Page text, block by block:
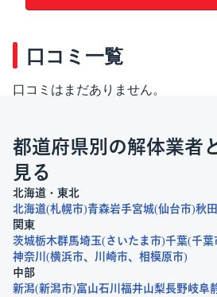
口コミ一覧
口コミはまだありません。
都道府県別の解体業者
見る
北海道・東北
北海道 札幌市 青森岩手宮城 仙台市 秋田
関東
茨城栃木群馬埼玉 さいたま市 千葉 千葉
神奈川
横浜市 川崎市
相模原市
中部
新潟 新潟市 富山石川 福井山梨長野岐阜